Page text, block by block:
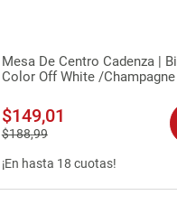
Vista rápida
Mesa De Centro Cadenza | Bi
Color Off White /Champagne
$149,01
$188,99
¡En hasta 18 cuotas!